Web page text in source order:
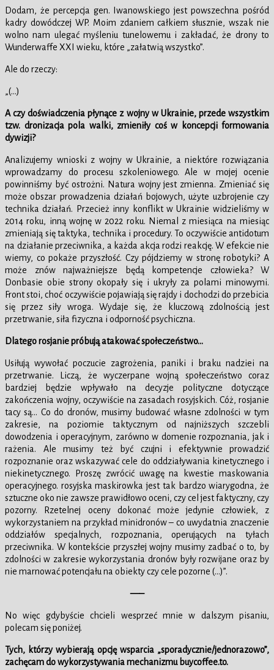
Dodam, że percepcja gen. Iwanowskiego jest powszechna pośród
kadry dowódczej WP. Moim zdaniem całkiem słusznie, wszak nie
wolno nam ulegać myśleniu tunelowemu i zakładać, że drony to
Wunderwaffe XXI wieku, które „załatwią wszystko”.
Ale do rzeczy:
„(…)
A czy doświadczenia płynące z wojny w Ukrainie, przede wszystkim
tzw. dronizacja pola walki, zmieniły coś w koncepcji formowania
dywizji?
Analizujemy wnioski z wojny w Ukrainie, a niektóre rozwiązania
wprowadzamy do procesu szkoleniowego. Ale w mojej ocenie
powinniśmy być ostrożni. Natura wojny jest zmienna. Zmieniać się
może obszar prowadzenia działań bojowych, użyte uzbrojenie czy
technika działań. Przecież inny konflikt w Ukrainie widzieliśmy w
2014 roku, inną wojnę w 2022 roku. Niemal z miesiąca na miesiąc
zmieniają się taktyka, technika i procedury. To oczywiście antidotum
na działanie przeciwnika, a każda akcja rodzi reakcję. W efekcie nie
wiemy, co pokaże przyszłość. Czy pójdziemy w stronę robotyki? A
może znów najważniejsze będą kompetencje człowieka? W
Donbasie obie strony okopały się i ukryły za polami minowymi.
Front stoi, choć oczywiście pojawiają się rajdy i dochodzi do przebicia
się przez siły wroga. Wydaje się, że kluczową zdolnością jest
przetrwanie, siła fizyczna i odporność psychiczna.
Dlatego rosjanie próbują atakować społeczeństwo…
Usiłują wywołać poczucie zagrożenia, paniki i braku nadziei na
przetrwanie. Liczą, że wyczerpane wojną społeczeństwo coraz
bardziej będzie wpływało na decyzje polityczne dotyczące
zakończenia wojny, oczywiście na zasadach rosyjskich. Cóż, rosjanie
tacy są… Co do dronów, musimy budować własne zdolności w tym
zakresie, na poziomie taktycznym od najniższych szczebli
dowodzenia i operacyjnym, zarówno w domenie rozpoznania, jak i
rażenia. Ale musimy też być czujni i efektywnie prowadzić
rozpoznanie oraz wskazywać cele do oddziaływania kinetycznego i
niekinetycznego. Proszę zwrócić uwagę na kwestie maskowania
operacyjnego. rosyjska maskirowka jest tak bardzo wiarygodna, że
sztuczne oko nie zawsze prawidłowo oceni, czy cel jest faktyczny, czy
pozorny. Rzetelnej oceny dokonać może jedynie człowiek, z
wykorzystaniem na przykład minidronów – co uwydatnia znaczenie
oddziałów specjalnych, rozpoznania, operujących na tyłach
przeciwnika. W kontekście przyszłej wojny musimy zadbać o to, by
zdolności w zakresie wykorzystania dronów były rozwijane oraz by
nie marnować potencjału na obiekty czy cele pozorne (…)”.
—–
No więc gdybyście chcieli wesprzeć mnie w dalszym pisaniu,
polecam się poniżej.
Tych, którzy wybierają opcję wsparcia „sporadycznie/jednorazowo”,
zachęcam do wykorzystywania mechanizmu buycoffee.to.